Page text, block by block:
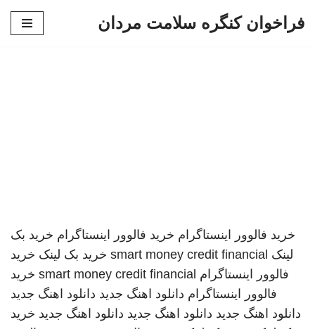
فراخوان کنگره سلامت مردان
خرید فالوور اینستاگرام خرید فالوور اینستاگرام خرید بک
لینک smart money credit financial خرید بک لینک خرید
فالوور اینستاگرام smart money credit financial خرید
فالوور اینستاگرام دانلود اهنگ جدید دانلود اهنگ جدید
دانلود اهنگ جدید دانلود اهنگ جدید دانلود اهنگ جدید خرید